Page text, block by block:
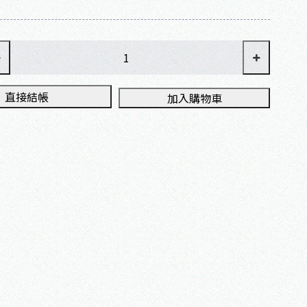
直接結帳 加入購物車